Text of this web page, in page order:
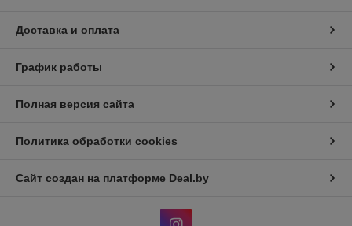
Доставка и оплата
График работы
Полная версия сайта
Политика обработки cookies
Сайт создан на платформе Deal.by